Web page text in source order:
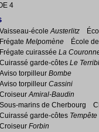
4
Vaisseau-écoleAusterlitz
Frégate Melpomène École
Frégate cuirassée La
Cuirassé garde-côtes Le
Aviso torpilleur Bombe
Aviso torpilleur Cassini
CroiseurAmiral-Baudin
Sous-marins de Cherbourg
Cuirassé garde-côtes Tempête
Croiseur Forbin